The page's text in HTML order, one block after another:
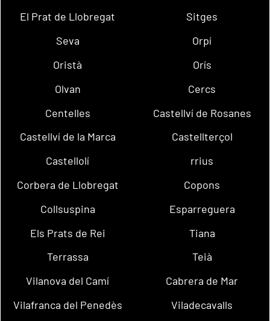
El Prat de Llobregat
Sitges
Seva
Orpí
Oristà
Orís
Olvan
Cercs
Centelles
Castellví de Rosanes
Castellví de la Marca
Castellterçol
Castellolí
rrius
Corbera de Llobregat
Copons
Collsuspina
Esparreguera
Els Prats de Rei
Tiana
Terrassa
Teià
Vilanova del Camí
Cabrera de Mar
Vilafranca del Penedès
Viladecavalls